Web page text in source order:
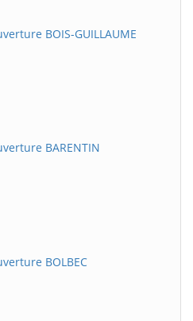
BOIS-GUILLAUME
BARENTIN
BOLBEC